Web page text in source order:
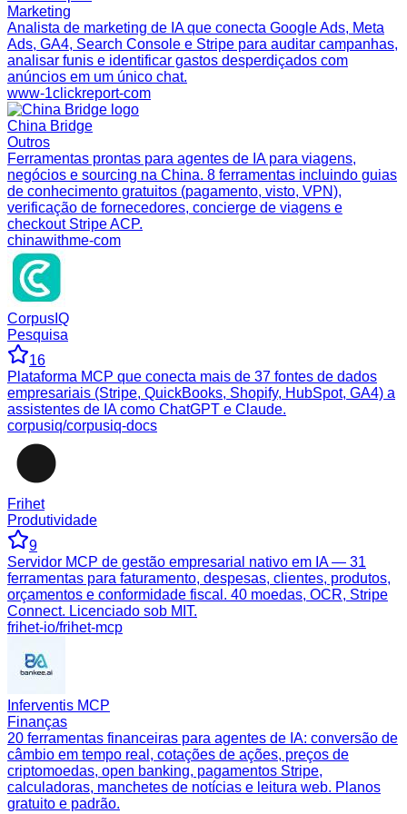
Marketing
Analista de marketing de IA que conecta Google Ads, Meta
Ads, GA4, Search Console e Stripe para auditar campanhas,
analisar funis e identificar gastos desperdiçados com
anúncios em um único chat.
www-1clickreport-com
China Bridge
Outros
Ferramentas prontas para agentes de IA para viagens,
negócios e sourcing na China. 8 ferramentas incluindo guias
de conhecimento gratuitos (pagamento, visto, VPN),
verificação de fornecedores, concierge de viagens e
checkout Stripe ACP.
chinawithme-com
CorpusIQ
Pesquisa
16
Plataforma MCP que conecta mais de 37 fontes de dados
empresariais (Stripe, QuickBooks, Shopify, HubSpot, GA4) a
assistentes de IA como ChatGPT e Claude.
corpusiq/corpusiq-docs
Frihet
Produtividade
9
Servidor MCP de gestão empresarial nativo em IA — 31
ferramentas para faturamento, despesas, clientes, produtos,
orçamentos e conformidade fiscal. 40 moedas, OCR, Stripe
Connect. Licenciado sob MIT.
frihet-io/frihet-mcp
Inferventis MCP
Finanças
20 ferramentas financeiras para agentes de IA: conversão de
câmbio em tempo real, cotações de ações, preços de
criptomoedas, open banking, pagamentos Stripe,
calculadoras, manchetes de notícias e leitura web. Planos
gratuito e padrão.